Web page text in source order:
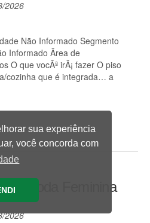
sua experiência
você concorda com
2026
Não Informado Segmento
Informado Ãrea de
O que vocÃª irÃ¡ fazer O piso
cozinha que é integrada… a
- Moda Feminina
2026